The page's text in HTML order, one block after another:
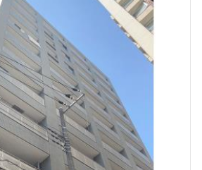
、方位、階数などの絞り込みが
設定する